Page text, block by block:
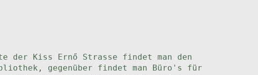
der Kiss Ernő Strasse findet man den
gegenüber findet man Büro's für